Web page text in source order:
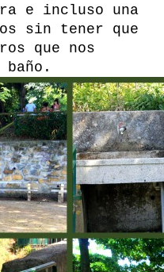
e incluso una
sin tener que
que nos